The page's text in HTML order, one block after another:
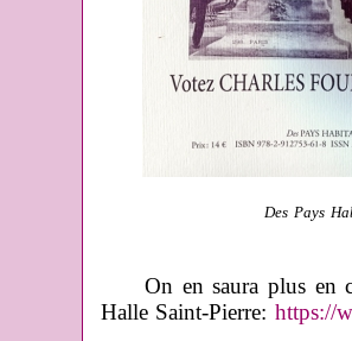
Des Pays
On en saura plus en
Halle Saint-Pierre:https://